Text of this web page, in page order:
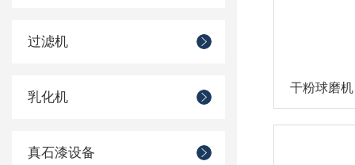
过滤机
乳化机
真石漆设备
干粉球磨